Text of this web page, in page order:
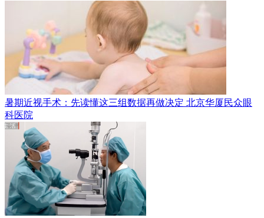
暑期近视手术：先读懂这三组数据再做决定 北京华厦民众眼
科医院